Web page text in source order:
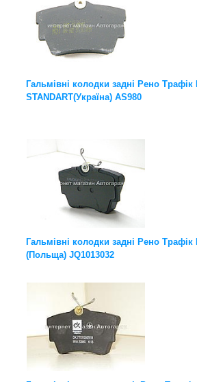
Гальмівні колодки задні Рено Трафік
STANDART(Україна) AS980
Гальмівні колодки задні Рено Трафік
(Польща) JQ1013032